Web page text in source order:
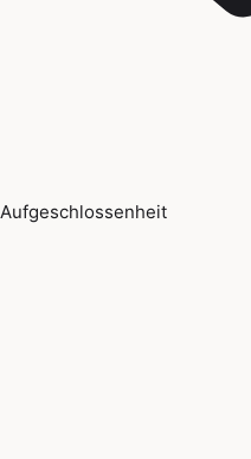
Aufgeschlossenheit